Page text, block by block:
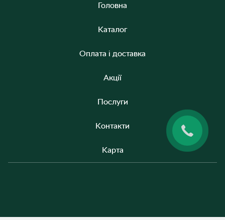
Головна
Каталог
Оплата і доставка
Акції
Послуги
Контакти
Карта